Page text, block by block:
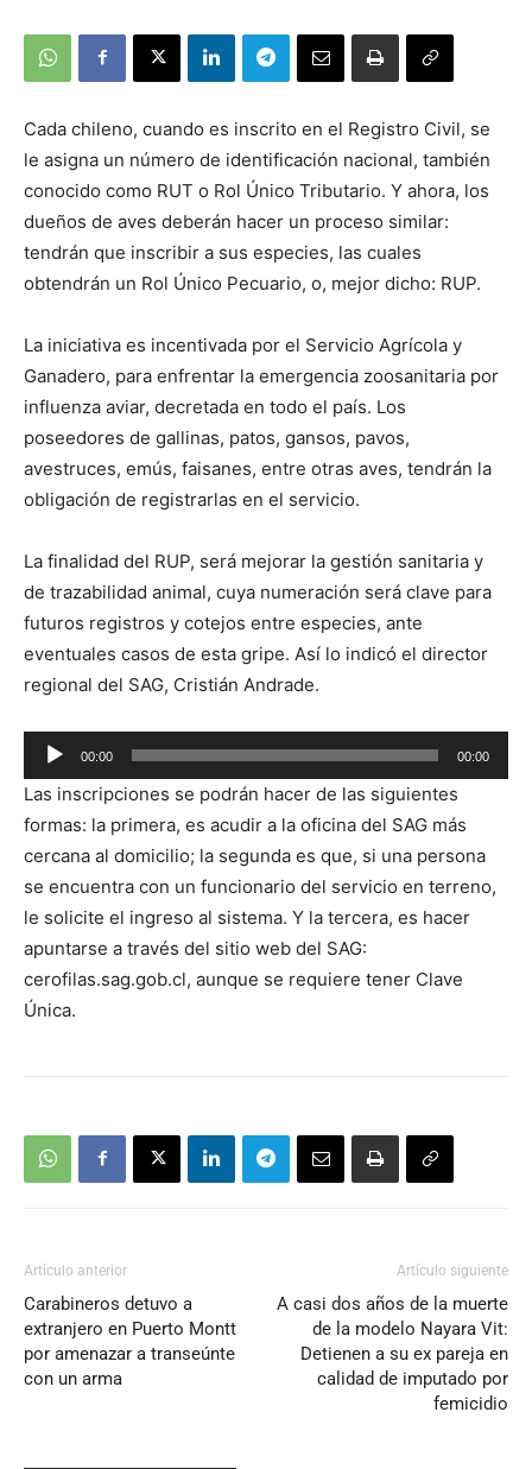
Cada chileno, cuando es inscrito en el Registro Civil, se
le asigna un número de identificación nacional, también
conocido como RUT o Rol Único Tributario. Y ahora, los
dueños de aves deberán hacer un proceso similar:
tendrán que inscribir a sus especies, las cuales
obtendrán un Rol Único Pecuario, o, mejor dicho: RUP.
La iniciativa es incentivada por el Servicio Agrícola y
Ganadero, para enfrentar la emergencia zoosanitaria por
influenza aviar, decretada en todo el país. Los
poseedores de gallinas, patos, gansos, pavos,
avestruces, emús, faisanes, entre otras aves, tendrán la
obligación de registrarlas en el servicio.
La finalidad del RUP, será mejorar la gestión sanitaria y
de trazabilidad animal, cuya numeración será clave para
futuros registros y cotejos entre especies, ante
eventuales casos de esta gripe. Así lo indicó el director
regional del SAG, Cristián Andrade.
Reproductor
de
audio
00:00 00:00
Las inscripciones se podrán hacer de las siguientes
formas: la primera, es acudir a la oficina del SAG más
cercana al domicilio; la segunda es que, si una persona
se encuentra con un funcionario del servicio en terreno,
le solicite el ingreso al sistema. Y la tercera, es hacer
apuntarse a través del sitio web del SAG:
cerofilas.sag.gob.cl, aunque se requiere tener Clave
Única.
Artículo anterior
Carabineros detuvo a
extranjero en Puerto Montt
por amenazar a transeúnte
con un arma
Artículo siguiente
A casi dos años de la muerte
de la modelo Nayara Vit:
Detienen a su ex pareja en
calidad de imputado por
femicidio